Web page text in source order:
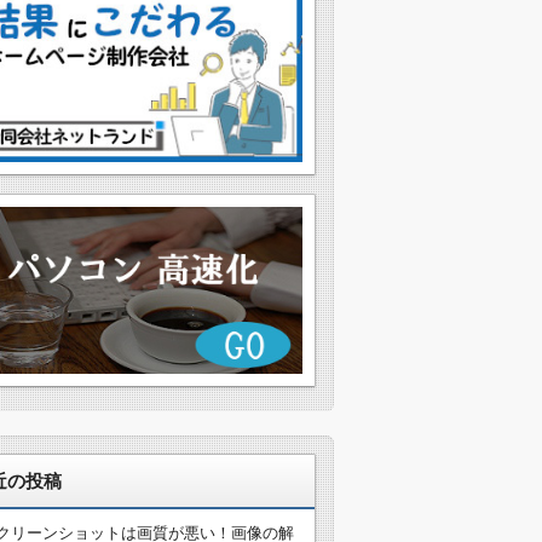
の投稿
リーンショットは画質が悪い！画像の解